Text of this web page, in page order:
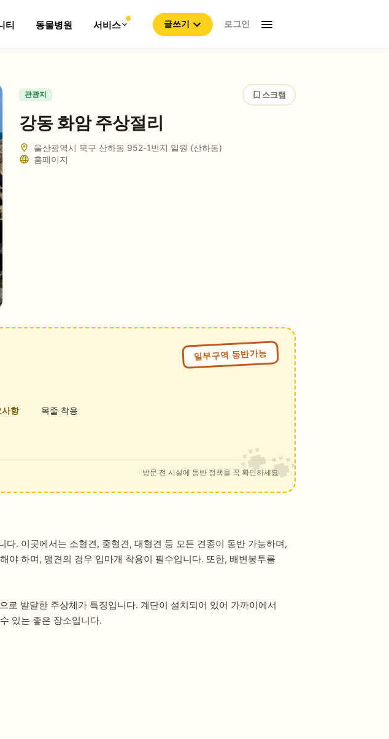
티 동물병원 서비스 글쓰기 로그인
관광지 스크랩
강동 화암 주상절리
울산광역시 북구 산하동 952-1번지 일원 (산하동)
홈페이지
일부구역 동반가능
사항
목줄 착용
방문 전 시설에 동반 정책을 꼭 확인하세요
. 이곳에서는 소형견, 중형견, 대형견 등 모든 견종이 동반 가능하며,
야 하며, 맹견의 경우 입마개 착용이 필수입니다. 또한, 배변봉투를
발달한 주상체가 특징입니다. 계단이 설치되어 있어 가까이에서
있는 좋은 장소입니다.